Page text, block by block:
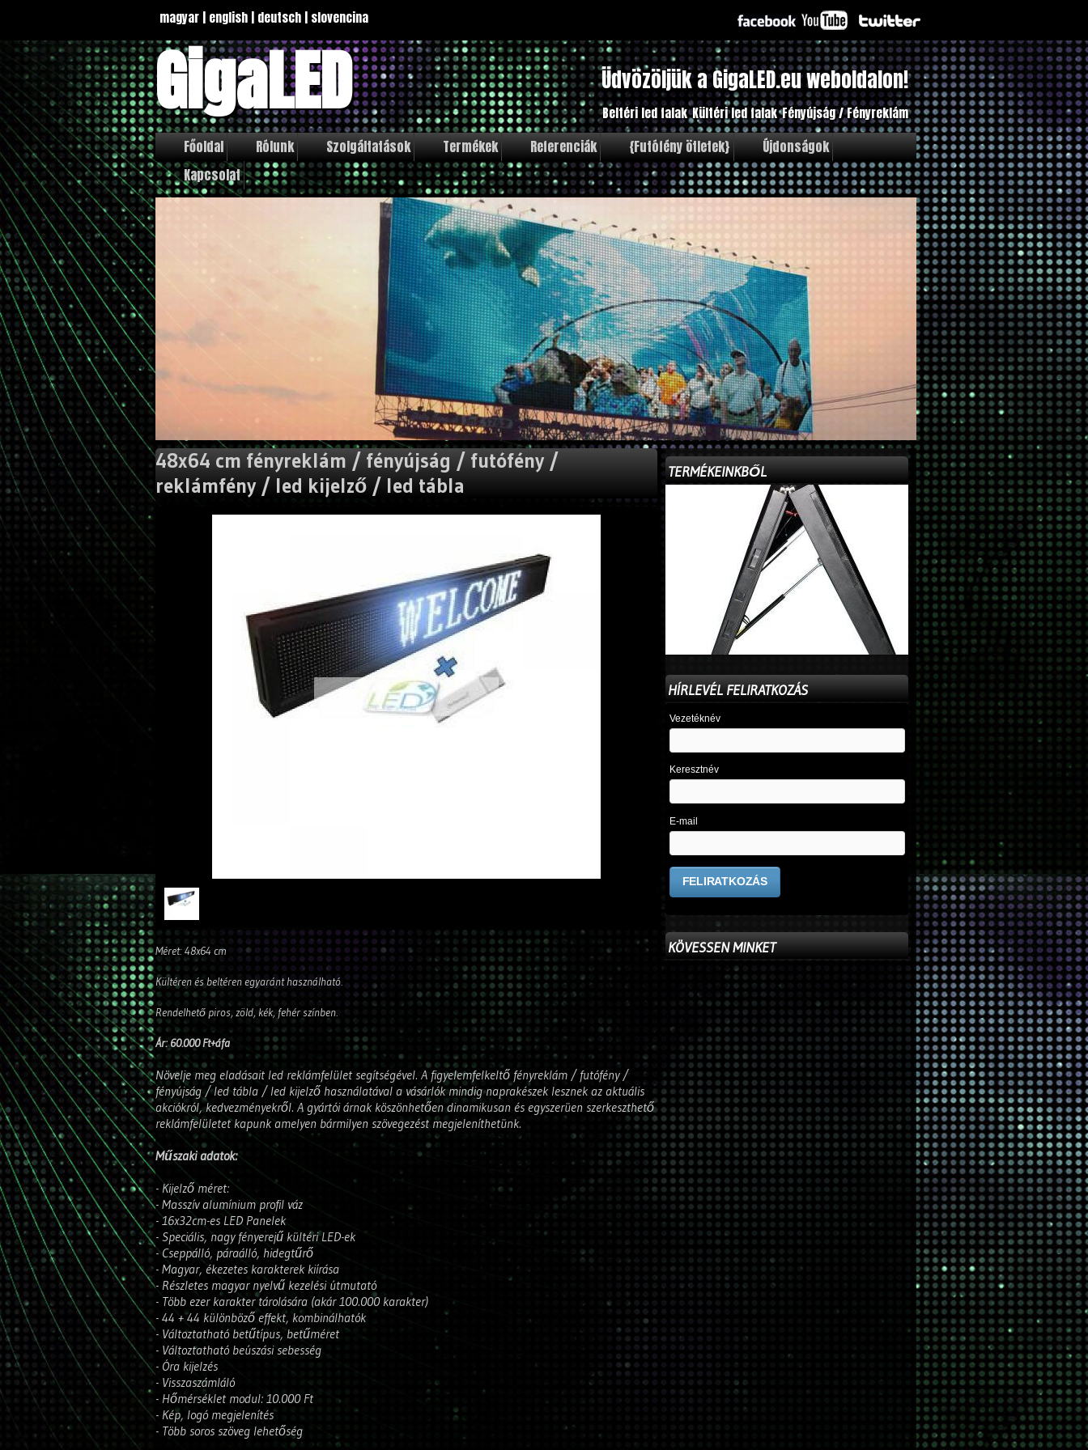
magyar | english | deutsch | slovencina
GigaLED Üdvözöljük a GigaLED.eu weboldalon!
Beltéri led falak Kültéri led falak Fényújság / Fényreklám
Főoldal Rólunk Szolgáltatások Termékek Referenciák {Futófény ötletek}
Újdonságok
Kapcsolat
48x64 cm fényreklám / fényújság / futófény /
reklámfény / led kijelző / led tábla
Méret: 48x64 cm
Kültéren és beltéren egyaránt használható.
Rendelhető piros, zöld, kék, fehér színben.
Ár: 60.000 Ft+áfa
Növelje meg eladásait led reklámfelület segítségével. A figyelemfelkeltő fényreklám / futófény /
fényújság / led tábla / led kijelző használatával a vásárlók mindig naprakészek lesznek az aktuális
akciókról, kedvezményekről. A gyártói árnak köszönhetően dinamikusan és egyszerüen szerkeszthető
reklámfelületet kapunk amelyen bármilyen szövegezést megjeleníthetünk.
Műszaki adatok:
- Kijelző méret:
- Masszív alumínium profil váz
- 16x32cm-es LED Panelek
- Speciális, nagy fényerejű kültéri LED-ek
- Cseppálló, páraálló, hidegtűrő
- Magyar, ékezetes karakterek kiírása
- Részletes magyar nyelvű kezelési útmutató
- Több ezer karakter tárolására (akár 100.000 karakter)
- 44 + 44 különböző effekt, kombinálhatók
- Változtatható betűtípus, betűméret
- Változtatható beúszási sebesség
- Óra kijelzés
- Visszaszámláló
- Hőmérséklet modul: 10.000 Ft
- Kép, logó megjelenítés
- Több soros szöveg lehetőség
TERMÉKEINKBŐL
HÍRLEVÉL FELIRATKOZÁS
Vezetéknév
Keresztnév
E-mail
KÖVESSEN MINKET